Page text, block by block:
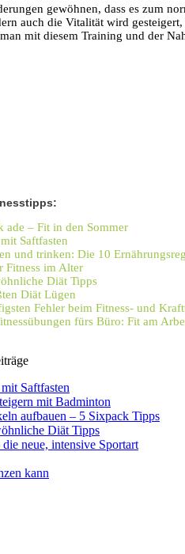
gewöhnen, dass es zum
auch die Vitalität wird
mit diesem Training und der
ade – Fit in den Sommer
Saftfasten
und trinken: Die 10
Fitness im Alter
Diät Tipps
Diät Lügen
Fehler beim Fitness- und
fürs Büro: Fit am
Saftfasten
mit Badminton
aufbauen – 5 Sixpack Tipps
Diät Tipps
die neue, intensive Sportart
kann